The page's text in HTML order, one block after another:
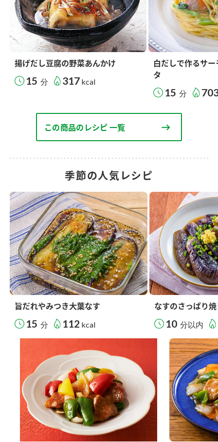
揚げだし豆腐の野菜あんかけ
15 分 317 kcal
白だしで作るサ
タ
15 分
この商品のレシピ 一覧
季節の人気レシピ
旨だれやみつき大葉なす
15 分 112 kcal
なすのさっぱり
10 分以内